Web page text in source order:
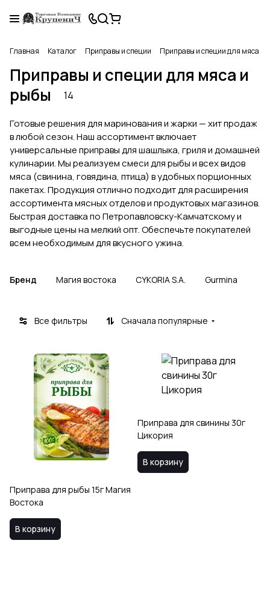
Главная Каталог Приправы и специи Приправы и специи для мяса и
Приправы и специи для мяса и
рыбы
14
Готовые решения для маринования и жарки — хит продаж
в любой сезон. Наш ассортимент включает
универсальные приправы для шашлыка, гриля и домашней
кулинарии. Мы реализуем смеси для рыбы и всех видов
мяса (свинина, говядина, птица) в удобных порционных
пакетах. Продукция отлично подходит для расширения
ассортимента мясных отделов и продуктовых магазинов.
Быстрая доставка по Петропавловску-Камчатскому и
выгодные цены на мелкий опт. Обеспечьте покупателей
всем необходимым для вкусного ужина.
Бренд Магия востока CYKORIA S.A. Gurmina
Все фильтры Сначала популярные
Приправа для рыбы 15г Магия
Востока
В корзину
Приправа для свинины 30г
Цикория
В корзину